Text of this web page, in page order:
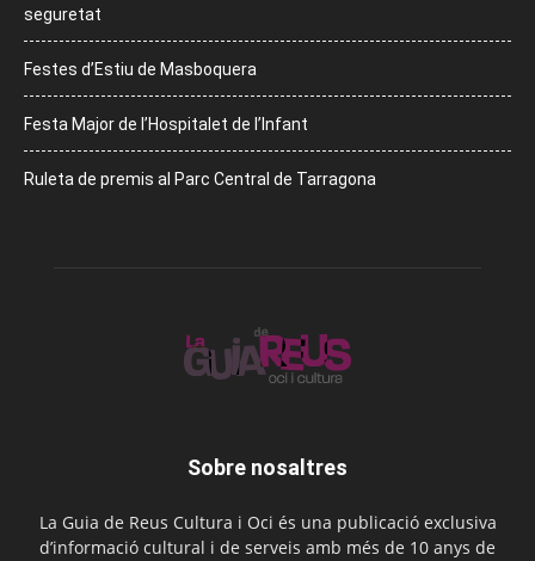
seguretat
Festes d’Estiu de Masboquera
Festa Major de l’Hospitalet de l’Infant
Ruleta de premis al Parc Central de Tarragona
Sobre nosaltres
La Guia de Reus Cultura i Oci és una publicació exclusiva
d’informació cultural i de serveis amb més de 10 anys de